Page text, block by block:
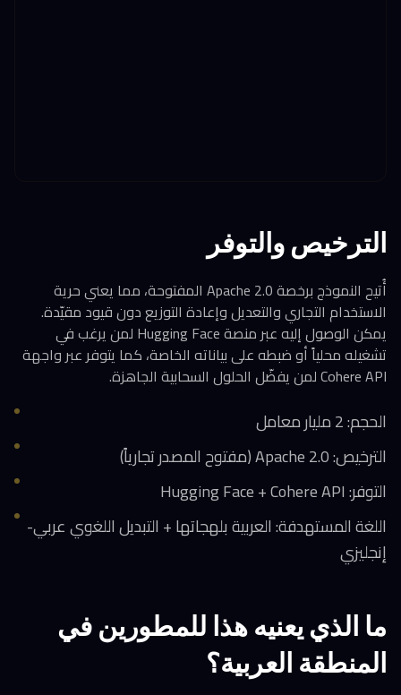
الترخيص والتوفر
أُتيح النموذج برخصة Apache 2.0 المفتوحة، مما يعني حرية
الاستخدام التجاري والتعديل وإعادة التوزيع دون قيود مقيّدة.
يمكن الوصول إليه عبر منصة Hugging Face لمن يرغب في
تشغيله محلياً أو ضبطه على بياناته الخاصة، كما يتوفر عبر واجهة
Cohere API لمن يفضّل الحلول السحابية الجاهزة.
الحجم: 2 مليار معامل
الترخيص: Apache 2.0 (مفتوح المصدر تجارياً)
التوفر: Hugging Face + Cohere API
اللغة المستهدفة: العربية بلهجاتها + التبديل اللغوي عربي-
إنجليزي
ما الذي يعنيه هذا للمطورين في
المنطقة العربية؟